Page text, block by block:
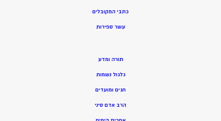
כתבי המקובלים
עשר ספירות
תורה ומדע
גלגול נשמות
חגים ומועדים
הרב אדם סיני